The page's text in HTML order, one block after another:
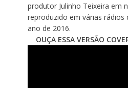
produtor Julinho Teixeira em
reproduzido em várias rádios
ano de 2016.
OUÇA ESSA VERSÃO